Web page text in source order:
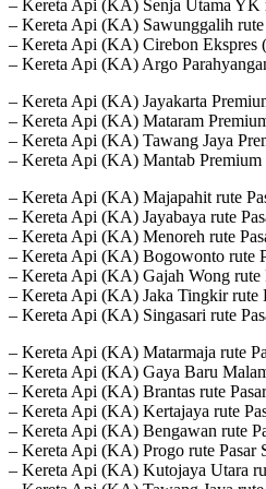
– Kereta Api (KA) Senja Utama YK
– Kereta Api (KA) Sawunggalih rute
– Kereta Api (KA) Cirebon Ekspres
– Kereta Api (KA) Argo
– Kereta Api (KA) Jayakarta
– Kereta Api (KA) Mataram
– Kereta Api (KA) Tawang Jaya
– Kereta Api (KA) Mantab Premium
– Kereta Api (KA) Majapahit rute
– Kereta Api (KA) Jayabaya rute
– Kereta Api (KA) Menoreh rute
– Kereta Api (KA) Bogowonto rute
– Kereta Api (KA) Gajah Wong rute
– Kereta Api (KA) Jaka Tingkir rute
– Kereta Api (KA) Singasari rute
– Kereta Api (KA) Matarmaja rute
– Kereta Api (KA) Gaya Baru
– Kereta Api (KA) Brantas rute
– Kereta Api (KA) Kertajaya rute
– Kereta Api (KA) Bengawan rute
– Kereta Api (KA) Progo rute Pasar
– Kereta Api (KA) Kutojaya Utara